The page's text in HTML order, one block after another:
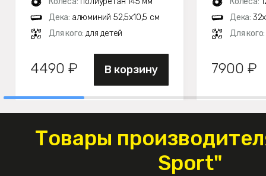
Дека: алюминий 52,5х10,5 см
Для кого: для детей
4490 ₽ В корзину
Дека:
Для кого:
7900 ₽
Товары
Sport"